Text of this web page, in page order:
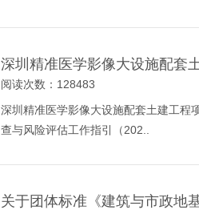
深圳精准医学影像大设施配套
阅读次数：128483
深圳精准医学影像大设施配套土建工程
查与风险评估工作指引（202..
关于团体标准《建筑与市政地